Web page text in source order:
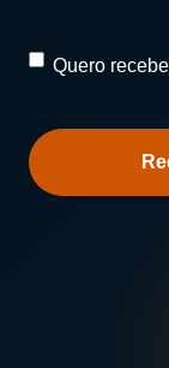
Quero
sobre
a
Quero